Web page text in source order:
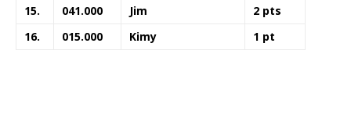
15.
041.000 Jim
2 pts
16.
015.000 Kimy 1 pt